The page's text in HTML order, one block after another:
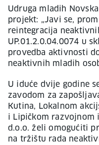
Udruga mladih
projekt: „Javi se,
reintegracija
UP.01.2.0.04.0074 u
provedba aktivnosti
neaktivnih mladih
U iduće dvije godine
zavodom za
Kutina, Lokalnom
i Lipičkom razvojnom
d.o.o. želi omogućiti
na tržištu rada